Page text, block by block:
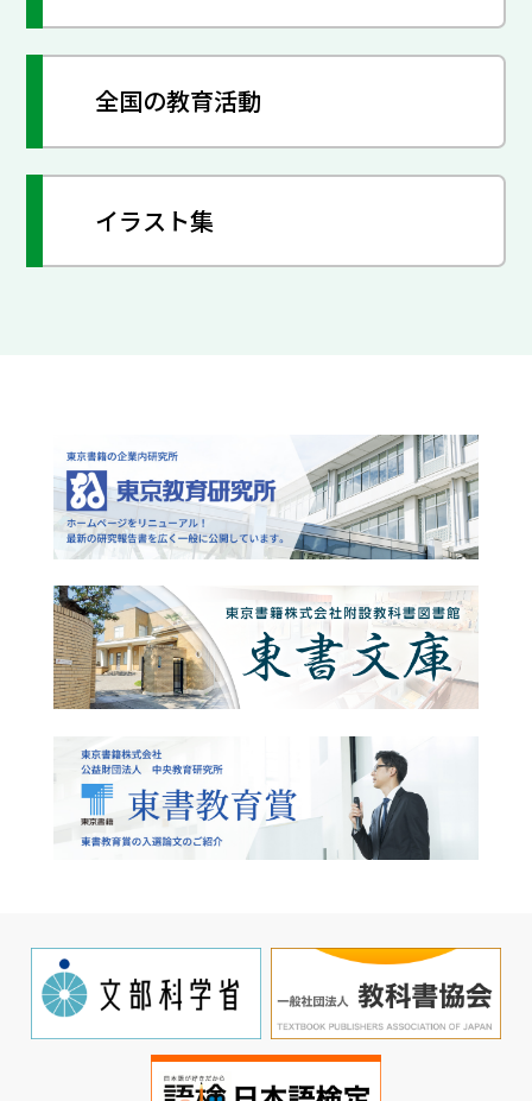
全国の教育活動
イラスト集